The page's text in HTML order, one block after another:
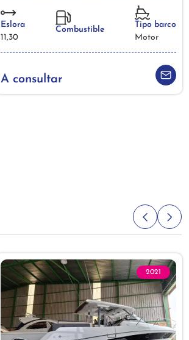
Eslora
11,30
Combustible
Tipo barco
Motor
A consultar
2021